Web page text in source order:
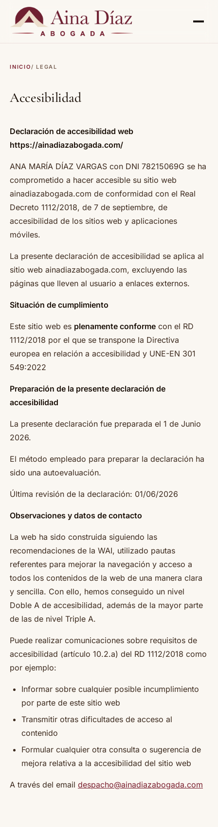
INICIO/ LEGAL
Accesibilidad
Declaración de accesibilidad web
https://ainadiazabogada.com/
ANA MARÍA DÍAZ VARGAS con DNI 78215069G se ha
comprometido a hacer accesible su sitio web
ainadiazabogada.com de conformidad con el Real
Decreto 1112/2018, de 7 de septiembre, de
accesibilidad de los sitios web y aplicaciones
móviles.
La presente declaración de accesibilidad se aplica al
sitio web ainadiazabogada.com, excluyendo las
páginas que lleven al usuario a enlaces externos.
Situación de cumplimiento
Este sitio web es plenamente conforme con el RD
1112/2018 por el que se transpone la Directiva
europea en relación a accesibilidad y UNE-EN 301
549:2022
Preparación de la presente declaración de
accesibilidad
La presente declaración fue preparada el 1 de Junio
2026.
El método empleado para preparar la declaración ha
sido una autoevaluación.
Última revisión de la declaración: 01/06/2026
Observaciones y datos de contacto
La web ha sido construida siguiendo las
recomendaciones de la WAI, utilizado pautas
referentes para mejorar la navegación y acceso a
todos los contenidos de la web de una manera clara
y sencilla. Con ello, hemos conseguido un nivel
Doble A de accesibilidad, además de la mayor parte
de las de nivel Triple A.
Puede realizar comunicaciones sobre requisitos de
accesibilidad (artículo 10.2.a) del RD 1112/2018 como
por ejemplo:
Informar sobre cualquier posible incumplimiento
por parte de este sitio web
Transmitir otras dificultades de acceso al
contenido
Formular cualquier otra consulta o sugerencia de
mejora relativa a la accesibilidad del sitio web
A través del email despacho@ainadiazabogada.com